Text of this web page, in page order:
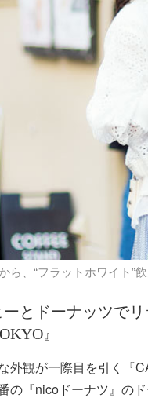
ら、“フラットホワイト”
とドーナッツでリ
』
外観が一際目を引く『
の『nicoドーナツ』のド